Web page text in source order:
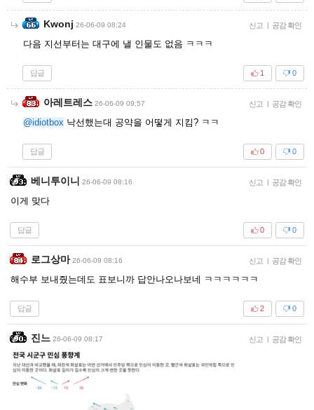
Kwonj 26-06-09 08:24 신고 | 공감 확인
다음 지선부터는 대구에 낼 인물도 없음 ㅋㅋㅋ
답글 0
1
아레트레스 26-06-09 09:57 신고 | 공감 확인
@idiotbox 낙선했는대 공약을 어떻게 지킴? ㅋㅋ
답글 0
0
베니투이니 26-06-09 08:16 신고 | 공감 확인
이게 맞다
답글 0
0
로그상마 26-06-09 08:16 신고 | 공감 확인
해수부 보내줬는데도 표보니까 답안나오나보네 ㅋㅋㅋㅋㅋㅋ
답글 0
2
진느 26-06-09 08:17 신고 | 공감 확인